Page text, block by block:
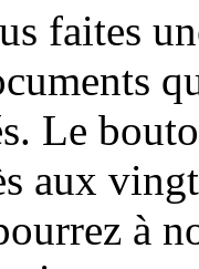
faites
Le
aux
à